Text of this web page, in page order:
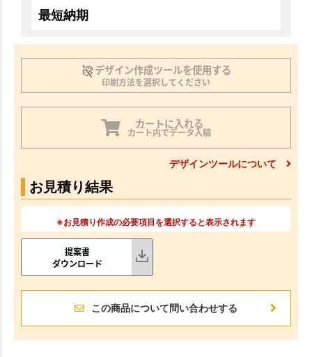
最短納期
デザイン作成ツールを使用する
印刷方法を選択してください
カートに入れる
カート内でデータ入稿
デザインツールについて
お見積り結果
※お見積り作成の必要項目を選択すると表示されます
提案書
ダウンロード
この商品について問い合わせする